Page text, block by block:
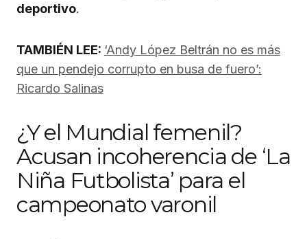
deportivo.
TAMBIÉN LEE: ‘Andy López Beltrán no es más
que un pendejo corrupto en busa de fuero’:
Ricardo Salinas
¿Y el Mundial femenil?
Acusan incoherencia de ‘La
Niña Futbolista’ para el
campeonato varonil